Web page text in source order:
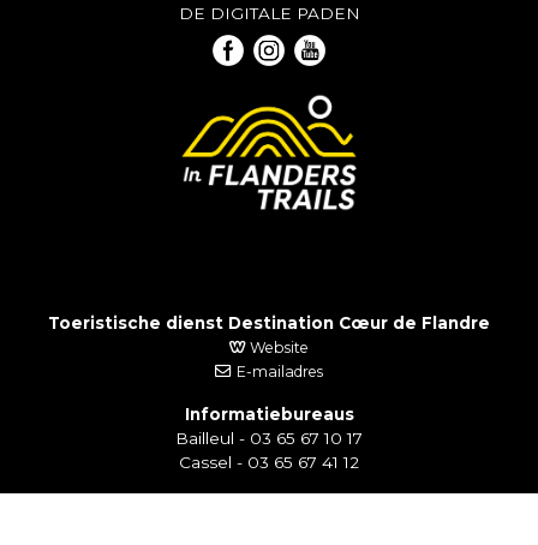
DE DIGITALE PADEN
Toeristische dienst Destination Cœur de Flandre
Website
E-mailadres
Informatiebureaus
Bailleul - 03 65 67 10 17
Cassel - 03 65 67 41 12